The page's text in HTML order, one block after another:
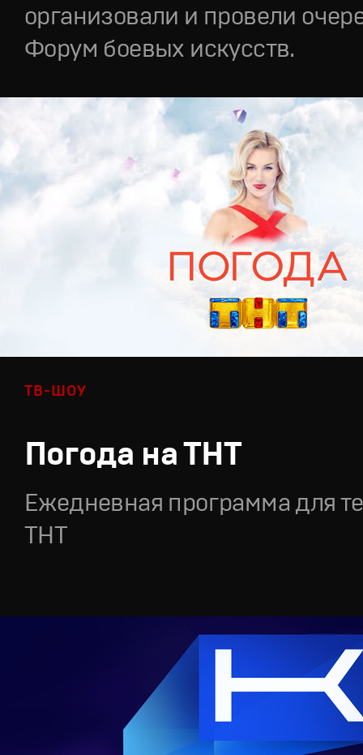
организовали и провели
Форум боевых искусств.
ТВ-ШОУ
Погода на ТНТ
Ежедневная программа для
ТНТ